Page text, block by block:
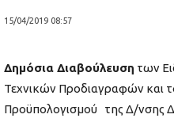
15/04/2019 08:57
Δημόσια Διαβούλευση των
Τεχνικών Προδιαγραφών και
Προϋπολογισμού της Δ/νσης